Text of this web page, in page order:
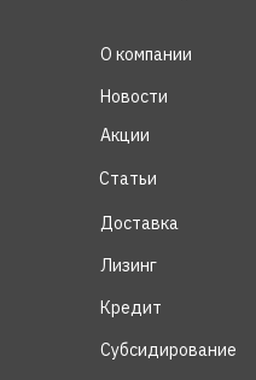
Акции
Статьи
Новости
Субсидирование
Кредит
Лизинг
Доставка
О компании